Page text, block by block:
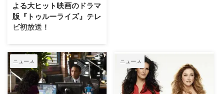
よる大ヒット映画のドラマ
版『トゥルーライズ』テレ
ビ初放送！
ラマ専門チャンネル「Dlife」
（ディーライフ）が贈る6月の注
目ラインナップをご紹介！ ジェ
ームズ・キャメロン監督の大ヒッ
ニュース ニュース